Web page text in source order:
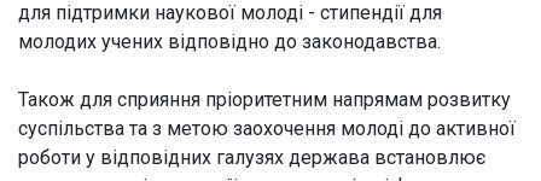
для підтримки наукової молоді - стипендії для
молодих учених відповідно до законодавства.
Також для сприяння пріоритетним напрямам розвитку
суспільства та з метою заохочення молоді до активної
роботи у відповідних галузях держава встановлює